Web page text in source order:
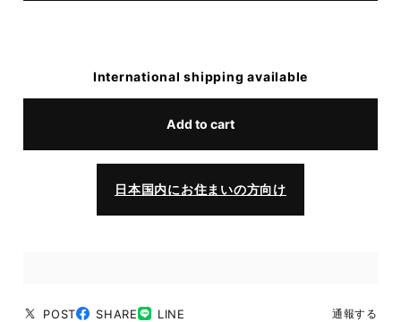
International shipping available
Add to cart
日本国内にお住まいの方向け
POST SHARE LINE 通報する